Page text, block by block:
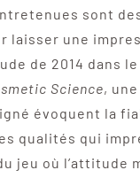
sont
laisser une
de 2014 dans le
Science,
évoquent la
qualités qui
jeu où l’attitude